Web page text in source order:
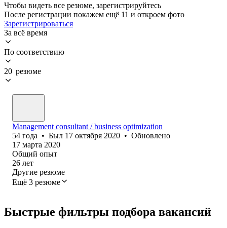
Чтобы видеть все резюме, зарегистрируйтесь
После регистрации покажем ещё 11 и откроем фото
Зарегистрироваться
За всё время
По соответствию
20 резюме
Management consultant / business optimization
54 года • Был 17 октября 2020 • Обновлено
17 марта 2020
Общий опыт
26 лет
Другие резюме
Ещё 3 резюме
Быстрые фильтры подбора вакансий